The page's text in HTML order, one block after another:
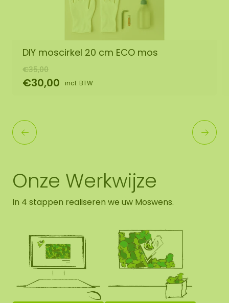
DIY moscirkel 20 cm ECO mos
€35,00
€30,00 incl. BTW
Onze Werkwijze
In 4 stappen realiseren we uw Moswens.